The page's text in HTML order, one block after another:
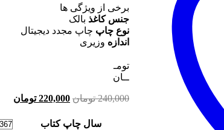
برخی از ویژگی ها
جنس کاغذ بالک
نوع چاپ چاپ مجدد دیجیتال
اندازه وزیری
تومـ
ــان
240,000 تومان 220,000 تومان
سال چاپ کتاب